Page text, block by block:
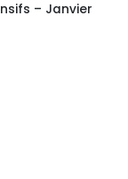
– Janvier